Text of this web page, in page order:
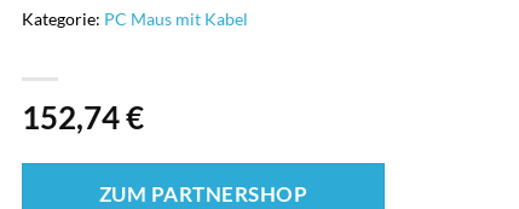
152,74€
ZUM PARTNERSHOP
Kategorie: PC Maus mit Kabel